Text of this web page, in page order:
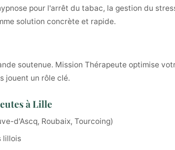
pour l'arrêt du tabac, la gestion du
solution concrète et rapide.
soutenue. Mission Thérapeute optimise
jouent un rôle clé.
à Lille
d'Ascq, Roubaix, Tourcoing)
lillois